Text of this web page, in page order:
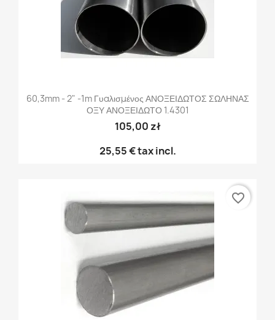
60,3mm - 2" -1m Γυαλισμένος ΑΝΟΞΕΙΔΩΤΟΣ ΣΩΛΗΝΑΣ
ΟΞΥ ΑΝΟΞΕΙΔΩΤΟ 1.4301
105,00 zł
25,55 €tax incl.
favorite_border